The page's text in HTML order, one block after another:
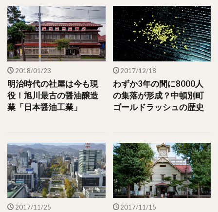
2018/01/23
明治時代の社屋は今も現
役！旭川最古の醤油醸造
業「日本醤油工業」
2017/12/18
わずか3年の間に8000人
の集落が形成？中頓別町
ゴールドラッシュの歴史
2017/11/25 2017/11/15